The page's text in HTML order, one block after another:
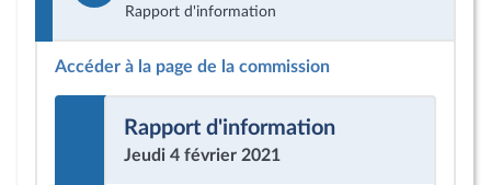
Rapport d'information
Accéder à la page de la commission
Rapport d'information
Jeudi 4 février 2021